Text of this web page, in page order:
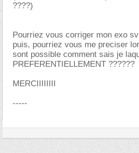
????)
Pourriez vous corriger mon exo
puis, pourriez vous me preciser
sont possible comment sais je
PREFERENTIELLEMENT ??????
MERCIIIIIIII
-----